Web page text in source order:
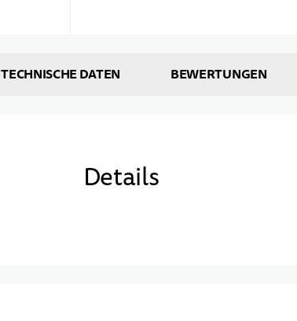
TECHNISCHE DATEN BEWERTUNGEN
Details